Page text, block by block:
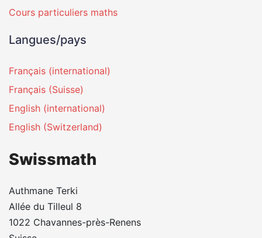
Cours particuliers maths
Langues/pays
Français (international)
Français (Suisse)
English (international)
English (Switzerland)
Swissmath
Authmane Terki
Allée du Tilleul 8
1022 Chavannes-près-Renens